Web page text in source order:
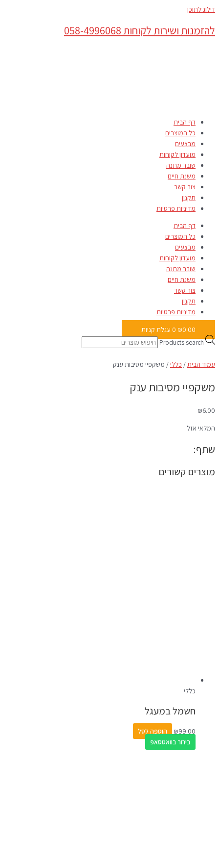
דילוג לתוכן
להזמנות ושירות לקוחות 058-4996068
דף הבית
כל המוצרים
מבצעים
מועדון לקוחות
שובר מתנה
משנת חיים
צור קשר
תקנון
מדיניות פרטיות
דף הבית
כל המוצרים
מבצעים
מועדון לקוחות
שובר מתנה
משנת חיים
צור קשר
תקנון
מדיניות פרטיות
₪0.00
0 עגלת קניות
Products search
עמוד הבית/ כללי/ משקפיי מסיבות ענק
משקפיי מסיבות ענק
₪6.00
המלאי אזל
שתף:
מוצרים קשורים
כללי
חשמל במעגל
₪99.00
הוספה לסל
בירור בוואטסאפ